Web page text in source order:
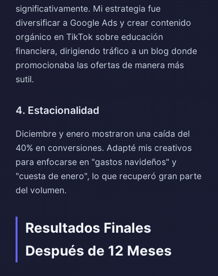
significativamente. Mi estrategia fue
diversificar a Google Ads y crear contenido
orgánico en TikTok sobre educación
financiera, dirigiendo tráfico a un blog donde
promocionaba las ofertas de manera más
sutil.
4. Estacionalidad
Diciembre y enero mostraron una caída del
40% en conversiones. Adapté mis creativos
para enfocarse en "gastos navideños" y
"cuesta de enero", lo que recuperó gran parte
del volumen.
Resultados Finales
Después de 12 Meses